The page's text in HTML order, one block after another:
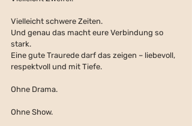
Vielleicht schwere Zeiten.
Und genau das macht eure Verbindung so
stark.
Eine gute Traurede darf das zeigen – liebevoll,
respektvoll und mit Tiefe.
Ohne Drama.
Ohne Show.